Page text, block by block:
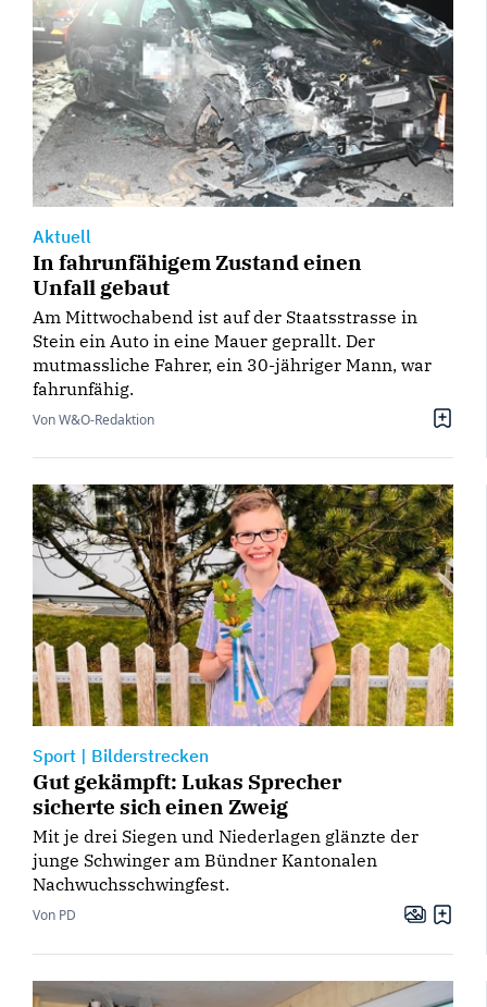
Aktuell
In fahrunfähigem Zustand einen
Unfall gebaut
Am Mittwochabend ist auf der Staatsstrasse in
Stein ein Auto in eine Mauer geprallt. Der
mutmassliche Fahrer, ein 30-jähriger Mann, war
fahrunfähig.
Von W&O-Redaktion
Sport | Bilderstrecken
Gut gekämpft: Lukas Sprecher
sicherte sich einen Zweig
Mit je drei Siegen und Niederlagen glänzte der
junge Schwinger am Bündner Kantonalen
Nachwuchsschwingfest.
Von PD